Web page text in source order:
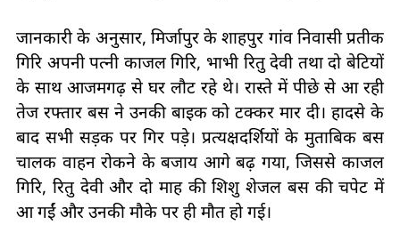
जानकारी के अनुसार, मिर्जापुर के शाहपुर गांव निवासी प्रतीक
गिरि अपनी पत्नी काजल गिरि, भाभी रितु देवी तथा दो बेटियों
के साथ आजमगढ़ से घर लौट रहे थे। रास्ते में पीछे से आ रही
तेज रफ्तार बस ने उनकी बाइक को टक्कर मार दी। हादसे के
बाद सभी सड़क पर गिर पड़े। प्रत्यक्षदर्शियों के मुताबिक बस
चालक वाहन रोकने के बजाय आगे बढ़ गया, जिससे काजल
गिरि, रितु देवी और दो माह की शिशु शेजल बस की चपेट में
आ गईं और उनकी मौके पर ही मौत हो गई।